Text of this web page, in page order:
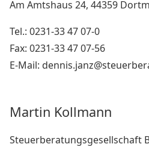
Am Amtshaus 24, 44359
Tel.: 0231-33 47 07-0
Fax: 0231-33 47 07-56
E-Mail:
Martin Kollmann
Steuerberatungsgesellschaft